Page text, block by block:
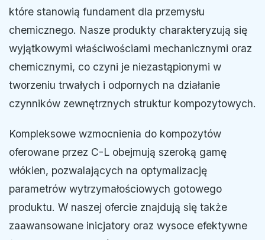
które stanowią fundament dla przemysłu
chemicznego. Nasze produkty charakteryzują się
wyjątkowymi właściwościami mechanicznymi oraz
chemicznymi, co czyni je niezastąpionymi w
tworzeniu trwałych i odpornych na działanie
czynników zewnętrznych struktur kompozytowych.
Kompleksowe wzmocnienia do kompozytów
oferowane przez C-L obejmują szeroką gamę
włókien, pozwalających na optymalizację
parametrów wytrzymałościowych gotowego
produktu. W naszej ofercie znajdują się także
zaawansowane inicjatory oraz wysoce efektywne